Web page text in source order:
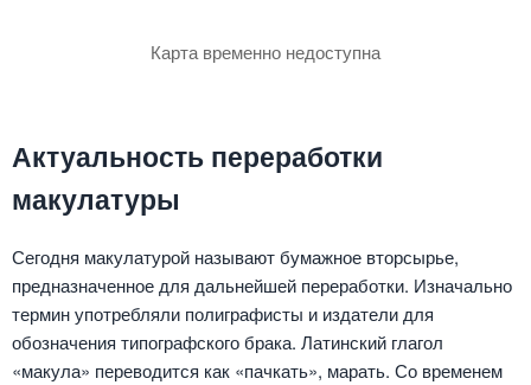
Карта временно недоступна
Актуальность переработки
макулатуры
Сегодня макулатурой называют бумажное вторсырье,
предназначенное для дальнейшей переработки. Изначально
термин употребляли полиграфисты и издатели для
обозначения типографского брака. Латинский глагол
«макула» переводится как «пачкать», марать. Со временем